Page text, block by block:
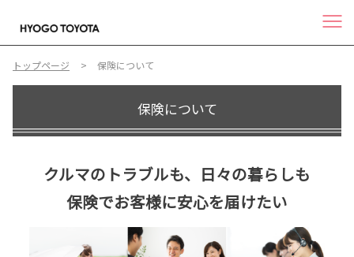
トップページ 保険について
保険について
クルマのトラブルも、日々の暮らしも
保険でお客様に安心を届けたい